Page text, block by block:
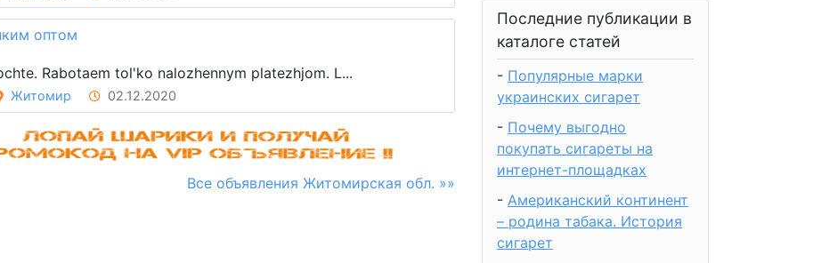
оптом
Rabotaem tol'ko nalozhennym platezhjom. L...
Житомир 02.12.2020
Все объявления Житомирская обл. »»
Последние публикации в
каталоге статей
- Популярные марки
украинских сигарет
- Почему выгодно
покупать сигареты на
интернет-площадках
- Американский континент
– родина табака. История
сигарет